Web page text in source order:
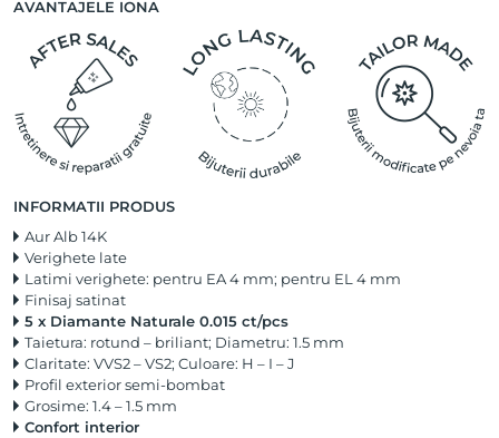
AVANTAJELE IONA
INFORMATII PRODUS
Aur Alb 14K
Verighete late
Latimi verighete: pentru EA 4 mm; pentru EL 4 mm
Finisaj satinat
5 x Diamante Naturale 0.015 ct/pcs
Taietura: rotund – briliant; Diametru: 1.5 mm
Claritate: VVS2 – VS2; Culoare: H – I – J
Profil exterior semi-bombat
Grosime: 1.4 – 1.5 mm
Confort interior